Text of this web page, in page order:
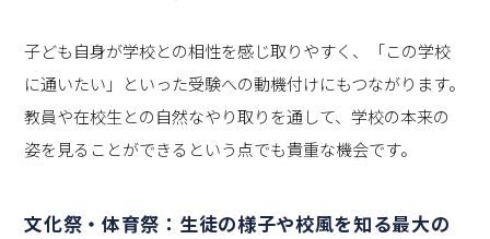
子ども自身が学校との相性を感じ取りやすく、「この学校
に通いたい」といった受験への動機付けにもつながります。
教員や在校生との自然なやり取りを通して、学校の本来の
姿を見ることができるという点でも貴重な機会です。
文化祭・体育祭：生徒の様子や校風を知る最大の